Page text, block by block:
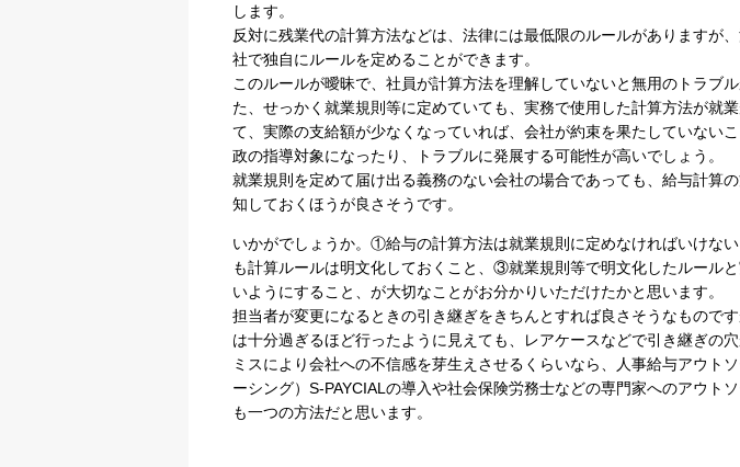
します。
反対に残業代の計算方法などは、法律には最低限のルールがありますが
社で独自にルールを定めることができます。
このルールが曖昧で、社員が計算方法を理解していないと無用のトラブ
た、せっかく就業規則等に定めていても、実務で使用した計算方法が就
て、実際の支給額が少なくなっていれば、会社が約束を果たしていない
政の指導対象になったり、トラブルに発展する可能性が高いでしょう。
就業規則を定めて届け出る義務のない会社の場合であっても、給与計算
知しておくほうが良さそうです。
いかがでしょうか。①給与の計算方法は就業規則に定めなければいけな
も計算ルールは明文化しておくこと、③就業規則等で明文化したルール
いようにすること、が大切なことがお分かりいただけたかと思います。
担当者が変更になるときの引き継ぎをきちんとすれば良さそうなもので
は十分過ぎるほど行ったように見えても、レアケースなどで引き継ぎの
ミスにより会社への不信感を芽生えさせるくらいなら、人事給与アウト
ーシング）S-PAYCIALの導入や社会保険労務士などの専門家へのアウト
も一つの方法だと思います。
プライバシー情報
不可欠な Cookie
パフォーマンス Cookie
ターゲティング Cookie
お客様が当サ
ラウザに保存
先は Cookie
訪問者による
常に機能させ
保存されること
われることは
しており、一